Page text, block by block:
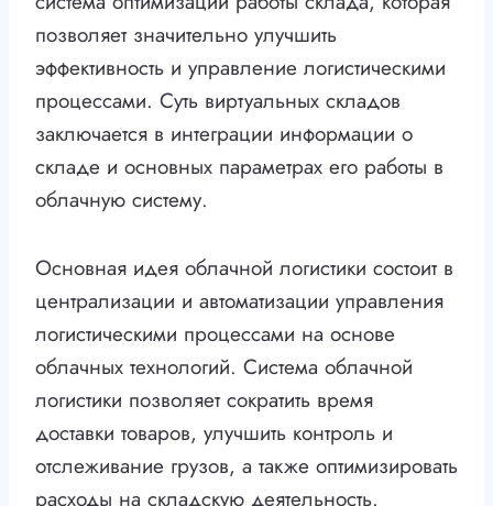
позволяет значительно улучшить
эффективность и управление логистическими
процессами. Суть виртуальных складов
заключается в интеграции информации о
складе и основных параметрах его работы в
облачную систему.
Основная идея облачной логистики состоит в
централизации и автоматизации управления
логистическими процессами на основе
облачных технологий. Система облачной
логистики позволяет сократить время
доставки товаров, улучшить контроль и
отслеживание грузов, а также оптимизировать
расходы на складскую деятельность.